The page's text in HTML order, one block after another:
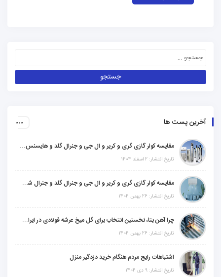
آخرین پست ها
مقایسه کولر گازی گری و کریر و ال جی و جنرال گلد و هایسنس و مدیا و اجنرال
تاریخ انتشار: 2 اسفند 1404
مقایسه کولر گازی گری و کریر و ال جی و جنرال گلد و جنرال شکار و سامسونگ و یونیوا
تاریخ انتشار: 26 بهمن 1404
چرا آهن بتا، نخستین انتخاب برای گل میخ عرشه فولادی در ایران است؟
تاریخ انتشار: 26 بهمن 1404
اشتباهات رایج مردم هنگام خرید دزدگیر منزل
تاریخ انتشار: 9 دی 1404